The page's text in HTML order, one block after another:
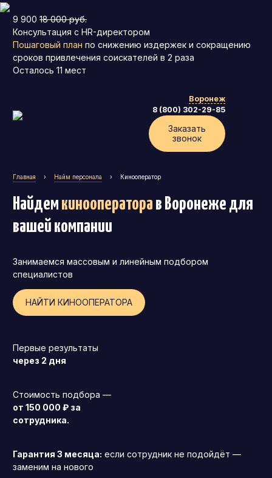
9 900 18 000 руб.
Консультация с HR-директором
Пошаговый план по снижению издержек и сокращению
сроков привлечения соискателей в 2 раза
Осталось 11 мест
Воронеж
8 (800) 302-29-85
Заказать
звонок
Главная › Найм персонала › Кинооператор
Найдем кинооператора в Воронеже для
вашей компании
Занимаемся массовым и линейным подбором
специалистов
НАЙТИ КИНООПЕРАТОРА
Первые результаты
через 2 дня
Стоимость подбора —
от 150 000 ₽ за
сотрудника.
Гарантия 3 месяца: если сотрудник не подойдёт —
заменим на нового